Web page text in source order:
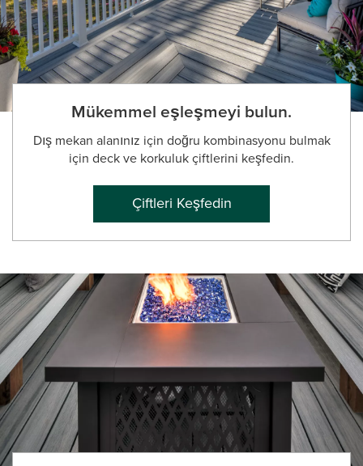
Mükemmel eşleşmeyi bulun.
Dış mekan alanınız için doğru kombinasyonu bulmak
için deck ve korkuluk çiftlerini keşfedin.
Çiftleri Keşfedin